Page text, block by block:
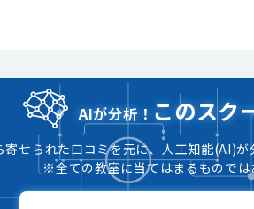
AIが分析！ このスク
寄せられた口コミを元に、人工知能(AI)
※全ての教室に当てはまるものでは